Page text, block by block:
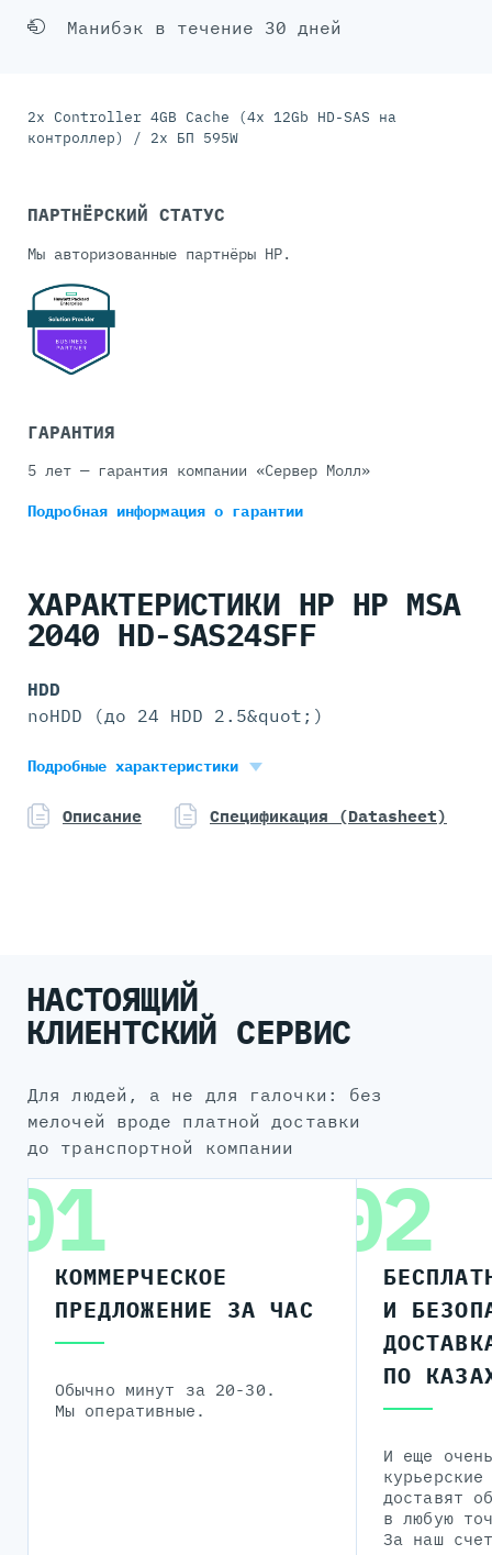
Манибэк в течение 30 дней
2x Controller 4GB Cache (4x 12Gb HD-SAS на
контроллер) / 2x БП 595W
ПАРТНЁРСКИЙ СТАТУС
Мы авторизованные партнёры HP.
ГАРАНТИЯ
5 лет — гарантия компании «Сервер Молл»
Подробная информацияо гарантии
ХАРАКТЕРИСТИКИ HP HP MSA
2040 HD-SAS24SFF
HDD
noHDD (до 24 HDD 2.5&quot;)
2x HP 595W
Форм-фактор
Подробные характеристики
Описание Спецификация (Datasheet)
НАСТОЯЩИЙ
КЛИЕНТСКИЙ СЕРВИС
для людей, а не для галочки: без
мелочей вроде платной доставки
до транспортной компании
01
КОММЕРЧЕСКОЕ
ПРЕДЛОЖЕНИЕ ЗА ЧАС
Обычно минут за 20-30.
Мы оперативные.
02
И
ПО
И еще
доставят
в любую
За наш